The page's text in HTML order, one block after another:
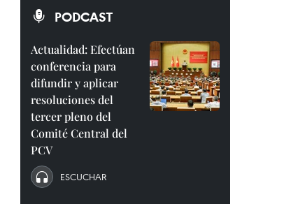
PODCAST
Actualidad: Efectúan
conferencia para
difundir y aplicar
resoluciones del
tercer pleno del
Comité Central del
PCV
ESCUCHAR